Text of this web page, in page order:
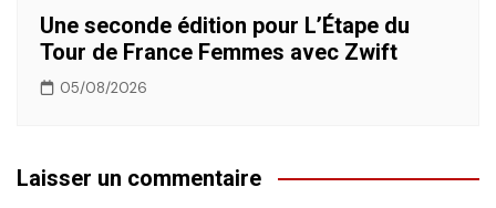
Une seconde édition pour L’Étape du
Tour de France Femmes avec Zwift
05/08/2026
Laisser un commentaire